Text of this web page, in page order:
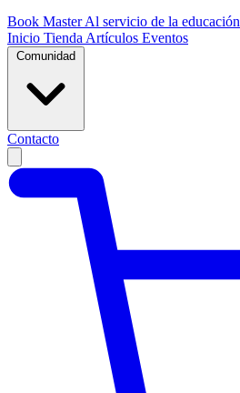
Book Master Al servicio de la educación
Inicio Tienda Artículos Eventos
Comunidad
Contacto